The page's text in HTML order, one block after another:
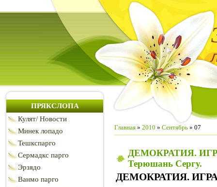
ПРЯКСЛОПА
Кулят/ Новости
Минек лопадо
Тешкспарго
Сермадкс парго
Эрзядо
Ванмо парго
Главная » 2010 » Сентябрь » 07
ДЕМОКРАТИЯ.
Терюшань Сергу.
ДЕМОКРАТИЯ.